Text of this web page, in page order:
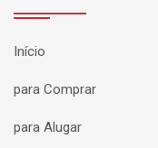
Início
para Comprar
para Alugar